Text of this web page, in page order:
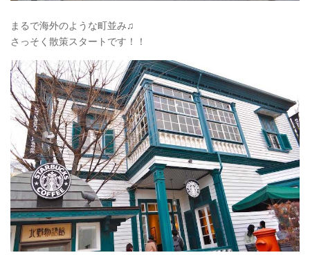
まるで海外のような町並み♫
さっそく散策スタートです！！